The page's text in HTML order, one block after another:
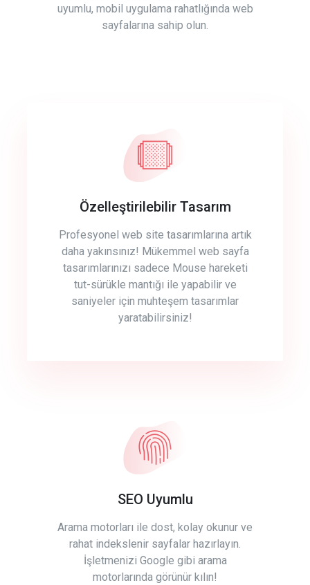
uyumlu, mobil uygulama rahatlığında web
sayfalarına sahip olun.
Özelleştirilebilir Tasarım
Profesyonel web site tasarımlarına artık
daha yakınsınız! Mükemmel web sayfa
tasarımlarınızı sadece Mouse hareketi
tut-sürükle mantığı ile yapabilir ve
saniyeler için muhteşem tasarımlar
yaratabilirsiniz!
SEO Uyumlu
Arama motorları ile dost, kolay okunur ve
rahat indekslenir sayfalar hazırlayın.
İşletmenizi Google gibi arama
motorlarında görünür kılın!